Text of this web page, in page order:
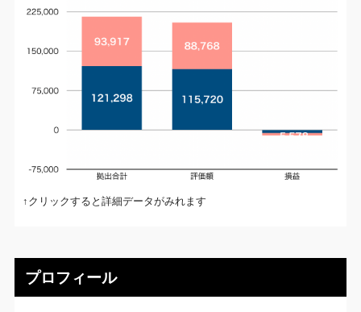
↑クリックすると詳細データがみれます
プロフィール